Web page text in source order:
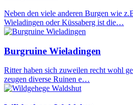
Neben den viele anderen Burgen wie
Wieladingen oder Küssaberg ist die…
Burgruine Wieladingen
Ritter haben sich zuweilen recht wohl
zeugen diverse Ruinen e…